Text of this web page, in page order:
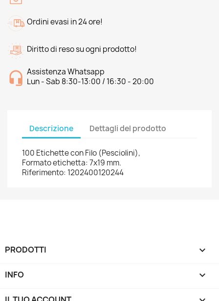
Ordini evasi in 24 ore!
Diritto di reso su ogni prodotto!
Assistenza Whatsapp
Lun - Sab 8:30-13:00 / 16:30 - 20:00
Descrizione Dettagli del prodotto
100 Etichette con Filo (Pesciolini),
Formato etichetta: 7x19 mm.
Riferimento: 1202400120244
PRODOTTI 
INFO 